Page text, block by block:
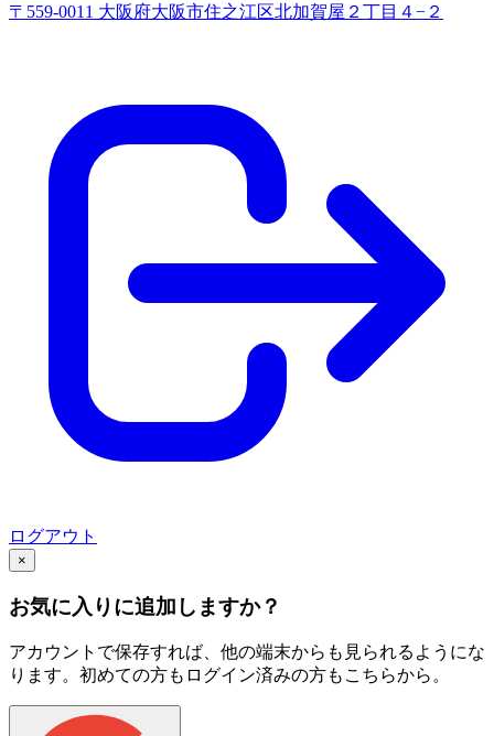
〒559-0011 大阪府大阪市住之江区北加賀屋２丁目４−２
ログアウト
×
お気に入りに追加しますか？
アカウントで保存すれば、他の端末からも見られるようにな
ります。初めての方もログイン済みの方もこちらから。